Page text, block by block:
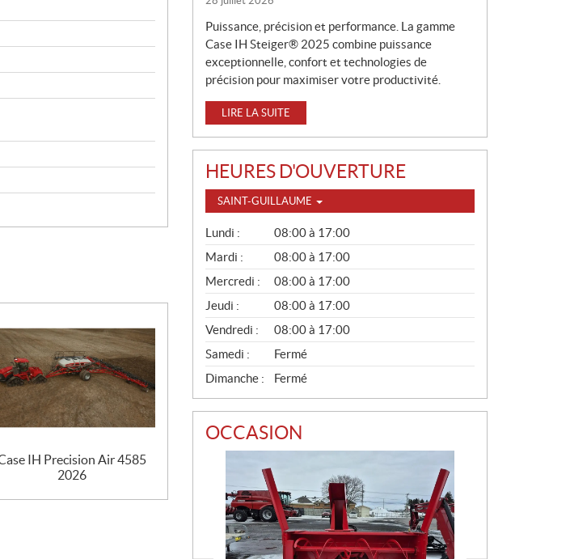
IH Precision Air 4585
2026
Puissance, précision et performance. La gamme
Case IH Steiger® 2025 combine puissance
exceptionnelle, confort et technologies de
précision pour maximiser votre productivité.
LIRE LA SUITE
HEURES D'OUVERTURE
SAINT-GUILLAUME
G
É
N
É
R
A
L
Lundi :
08:00 à 17:00
Mardi :
08:00 à 17:00
Mercredi :
08:00 à 17:00
Jeudi :
08:00 à 17:00
Vendredi :
08:00 à 17:00
Samedi :
Fermé
Dimanche :
Fermé
OCCASION